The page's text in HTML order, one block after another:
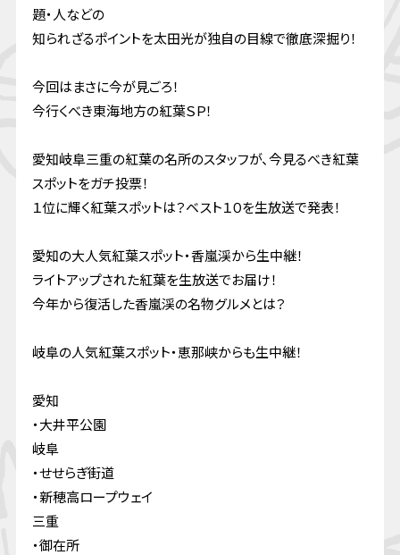
題・人などの
知られざるポイントを太田光が独自の目線で徹底深掘り！
今回はまさに今が見ごろ！
今行くべき東海地方の紅葉ＳＰ！
愛知岐阜三重の紅葉の名所のスタッフが、今見るべき紅葉
スポットをガチ投票！
１位に輝く紅葉スポットは？ベスト１０を生放送で発表！
愛知の大人気紅葉スポット・香嵐渓から生中継！
ライトアップされた紅葉を生放送でお届け！
今年から復活した香嵐渓の名物グルメとは？
岐阜の人気紅葉スポット・恵那峡からも生中継！
愛知
・大井平公園
岐阜
・せせらぎ街道
・新穂高ロープウェイ
三重
・御在所